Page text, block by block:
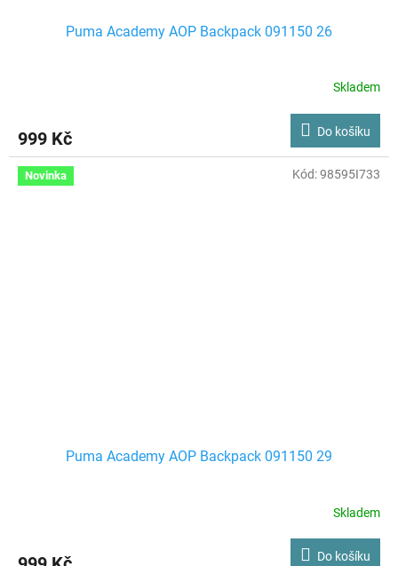
Puma Academy AOP Backpack 091150 26
Skladem
999 Kč Do košíku
Novinka
Puma Academy AOP Backpack 091150 29
Skladem
Do košíku
Kód:98595I733